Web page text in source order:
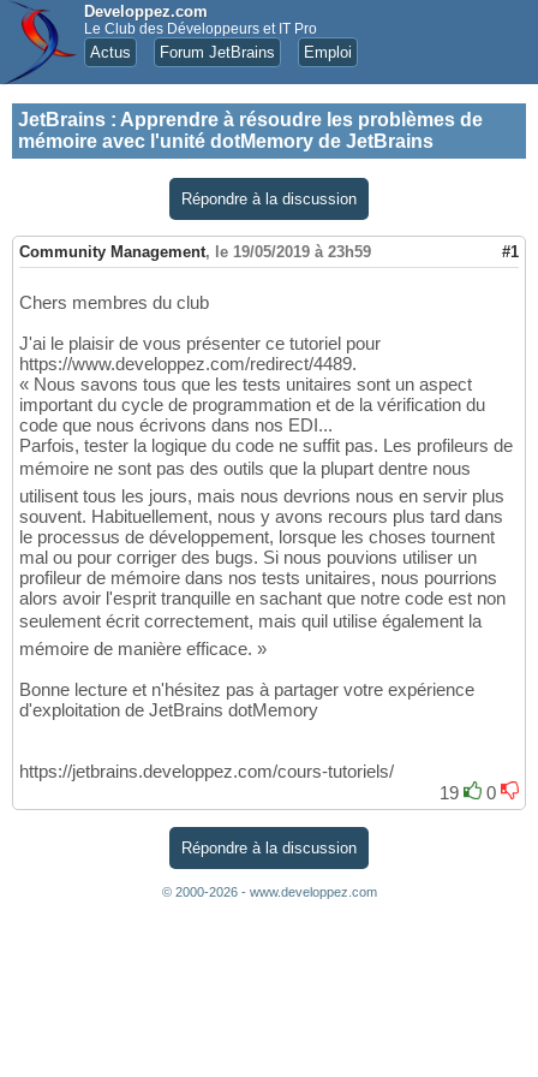
Developpez.com
Le Club des Développeurs et IT Pro
Actus Forum JetBrains Emploi
JetBrains : Apprendre à résoudre les problèmes de
mémoire avec l'unité dotMemory de JetBrains
Répondre à la discussion
Community Management, le 19/05/2019 à 23h59 #1
Chers membres du club
J'ai le plaisir de vous présenter ce tutoriel pour
https://www.developpez.com/redirect/4489.
« Nous savons tous que les tests unitaires sont un aspect
important du cycle de programmation et de la vérification du
code que nous écrivons dans nos EDI...
Parfois, tester la logique du code ne suffit pas. Les profileurs de
mémoire ne sont pas des outils que la plupart dentre nous
utilisent tous les jours, mais nous devrions nous en servir plus
souvent. Habituellement, nous y avons recours plus tard dans
le processus de développement, lorsque les choses tournent
mal ou pour corriger des bugs. Si nous pouvions utiliser un
profileur de mémoire dans nos tests unitaires, nous pourrions
alors avoir l'esprit tranquille en sachant que notre code est non
seulement écrit correctement, mais quil utilise également la
mémoire de manière efficace. »
Bonne lecture et n'hésitez pas à partager votre expérience
d'exploitation de JetBrains dotMemory
https://jetbrains.developpez.com/cours-tutoriels/
19
0
Répondre à la discussion
© 2000-2026 - www.developpez.com